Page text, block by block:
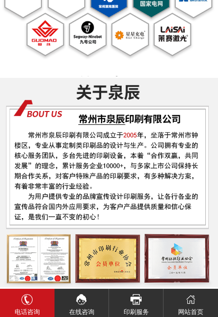
电话咨询 在线咨询 印刷服务 网站首页